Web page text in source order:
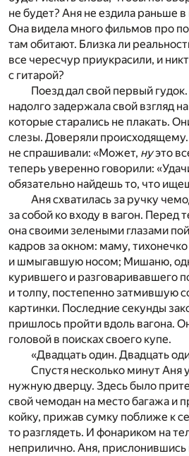
не будет? Аня не ездила раньше
Она видела много фильмов про
там обитают. Близка ли
все чересчур приукрасили, и
с гитарой?
Поезд дал свой первый
надолго задержала свой взгляд
которые старались не плакать.
слезы. Доверяли
не спрашивали: «Может, нуэто
теперь уверенно говорили:
обязательно найдешь то, что
Аня схватилась за ручку
за собой ко входу в вагон. Перед
она своими зелеными глазами
кадров за окном: маму,
и шмыгавшую носом; Мишаню,
курившего и разговаривавшего
и толпу, постепенно затмившую
картинки. Последние секунды
пришлось пройти вдоль вагона.
головой в поисках своего купе.
«Двадцать один. Двадцать
Спустя несколько минут Аня
нужную дверцу. Здесь было
свой чемодан на место багажа и
койку, прижав сумку поближе к
то разглядеть. И фонариком на
неприлично. Аня, прислонившись